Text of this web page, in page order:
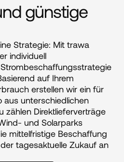
günstige
Strategie: Mit trawa
individuell
auf Ihrem
erstellen wir ein für
aus unterschiedlichen
zählen Direktlieferverträge
und Solarparks
mittelfristige Beschaffung
tagesaktuelle Zukauf an